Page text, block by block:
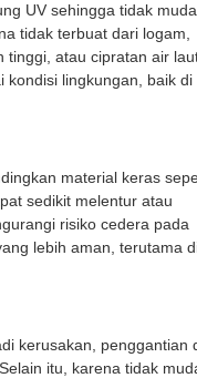
UV sehingga tidak
tidak terbuat dari logam,
tinggi, atau cipratan air
kondisi lingkungan, baik di
material keras
sedikit melentur atau
risiko cedera pada
lebih aman, terutama
kerusakan, penggantian
itu, karena tidak